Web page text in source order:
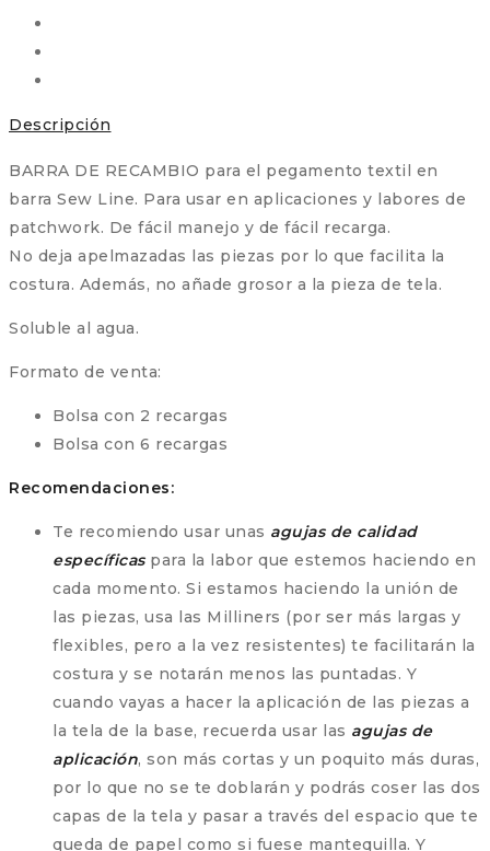
Descripción
BARRA DE RECAMBIO para el pegamento textil en
barra Sew Line. Para usar en aplicaciones y labores de
patchwork. De fácil manejo y de fácil recarga.
No deja apelmazadas las piezas por lo que facilita la
costura. Además, no añade grosor a la pieza de tela.
Soluble al agua.
Formato de venta:
Bolsa con 2 recargas
Bolsa con 6 recargas
Recomendaciones:
Te recomiendo usar unas agujas de calidad
específicaspara la labor que estemos haciendo en
cada momento. Si estamos haciendo la unión de
las piezas, usa las Milliners (por ser más largas y
flexibles, pero a la vez resistentes) te facilitarán la
costura y se notarán menos las puntadas. Y
cuando vayas a hacer la aplicación de las piezas a
la tela de la base, recuerda usar las agujas de
aplicación, son más cortas y un poquito más duras,
por lo que no se te doblarán y podrás coser las dos
capas de la tela y pasar a través del espacio que te
queda de papel como si fuese mantequilla. Y